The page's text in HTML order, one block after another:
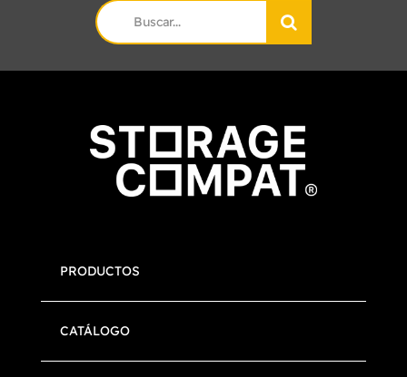
Search
for:
PRODUCTOS
CATÁLOGO